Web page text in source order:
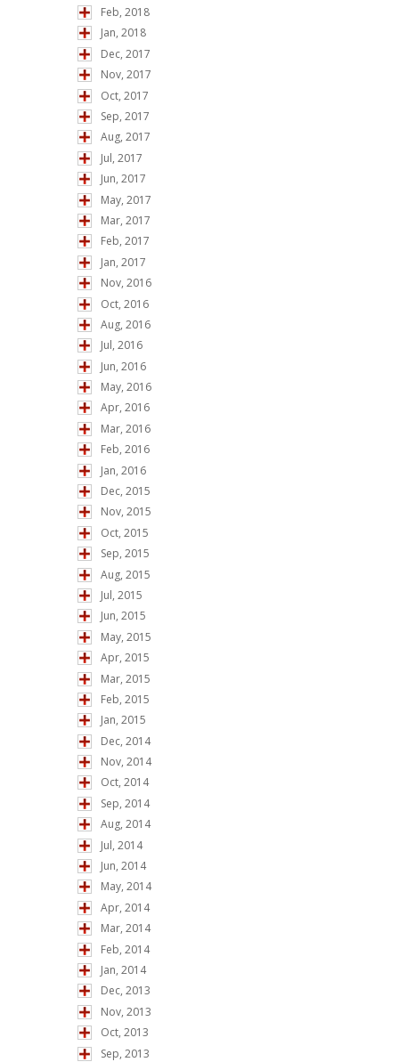
Feb, 2018
Jan, 2018
Dec, 2017
Nov, 2017
Oct, 2017
Sep, 2017
Aug, 2017
Jul, 2017
Jun, 2017
May, 2017
Mar, 2017
Feb, 2017
Jan, 2017
Nov, 2016
Oct, 2016
Aug, 2016
Jul, 2016
Jun, 2016
May, 2016
Apr, 2016
Mar, 2016
Feb, 2016
Jan, 2016
Dec, 2015
Nov, 2015
Oct, 2015
Sep, 2015
Aug, 2015
Jul, 2015
Jun, 2015
May, 2015
Apr, 2015
Mar, 2015
Feb, 2015
Jan, 2015
Dec, 2014
Nov, 2014
Oct, 2014
Sep, 2014
Aug, 2014
Jul, 2014
Jun, 2014
May, 2014
Apr, 2014
Mar, 2014
Feb, 2014
Jan, 2014
Dec, 2013
Nov, 2013
Oct, 2013
Sep, 2013